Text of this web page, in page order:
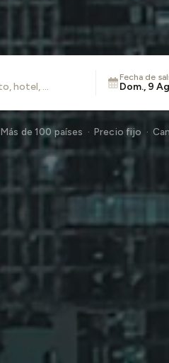
Fecha de
Dom., 9
Más de 100 países · Precio fijo ·